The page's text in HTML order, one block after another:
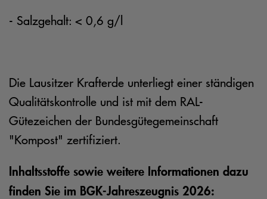
- Salzgehalt: < 0,6 g/l
Die Lausitzer Krafterde unterliegt einer ständigen
Qualitätskontrolle und ist mit dem RAL-
Gütezeichen der Bundesgütegemeinschaft
"Kompost" zertifiziert.
Inhaltsstoffe sowie weitere Informationen dazu
finden Sie im BGK-Jahreszeugnis 2026: